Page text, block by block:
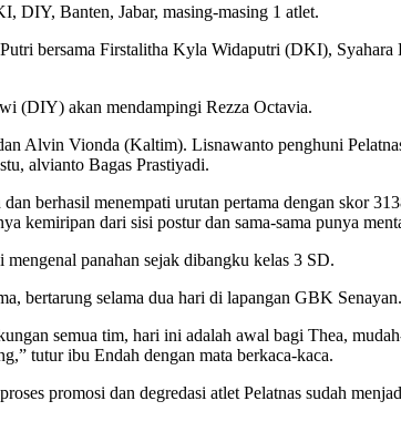
DIY, Banten, Jabar, masing-masing 1 atlet.
bersama Firstalitha Kyla Widaputri (DKI),
(DIY) akan mendampingi Rezza Octavia.
Alvin Vionda (Kaltim). Lisnawanto penghuni
alvianto Bagas Prastiyadi.
berhasil menempati urutan pertama dengan skor
kemiripan dari sisi postur dan sama-sama punya
panahan sejak dibangku kelas 3 SD.
bertarung selama dua hari di lapangan GBK Senayan.
semua tim, hari ini adalah awal bagi Thea,
tutur ibu Endah dengan mata berkaca-kaca.
promosi dan degredasi atlet Pelatnas sudah